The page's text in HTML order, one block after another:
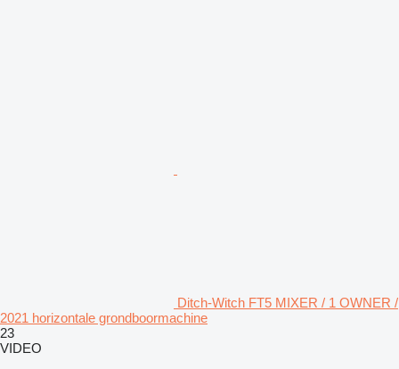
Ditch-Witch FT5 MIXER / 1 OWNER /
2021 horizontale grondboormachine
23
VIDEO